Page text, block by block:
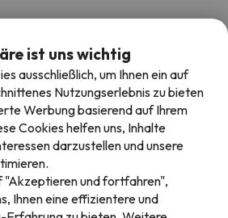
ist uns wichtig
ausschließlich, um Ihnen ein auf
Nutzungserlebnis zu bieten
Werbung basierend auf Ihrem
Cookies helfen uns, Inhalte
darzustellen und unsere
"Akzeptieren und fortfahren",
Ihnen eine effizientere und